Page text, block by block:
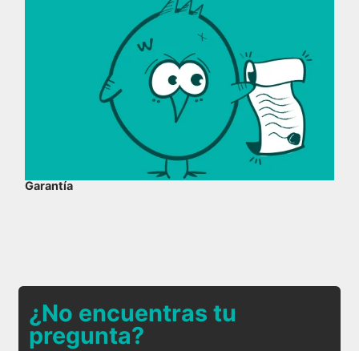
Garantía
¿No encuentras tu
pregunta?